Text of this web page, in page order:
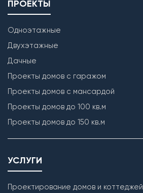
ПРОЕКТЫ
Одноэтажные
Двухэтажные
Дачные
Проекты домов с гаражом
Проекты домов с мансардой
Проекты домов до 100 кв.м
Проекты домов до 150 кв.м
УСЛУГИ
Проектирование домов и коттеджей